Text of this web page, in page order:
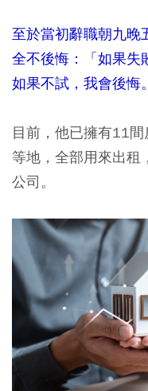
至於當初辭職朝九晚
全不後悔：「如果失
如果不試，我會後悔
目前，他已擁有11
等地，全部用來出租
公司。